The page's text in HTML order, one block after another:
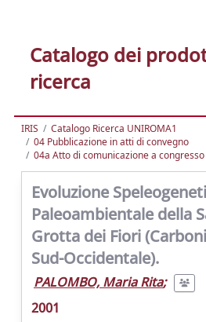
Catalogo dei
ricerca
IRIS
Catalogo Ricerca UNIROMA1
04 Pubblicazione in atti di convegno
04a Atto di comunicazione a congresso
Evoluzione
Paleoambientale della
Grotta dei Fiori
Sud-Occidentale).
PALOMBO, Maria Rita;
2001